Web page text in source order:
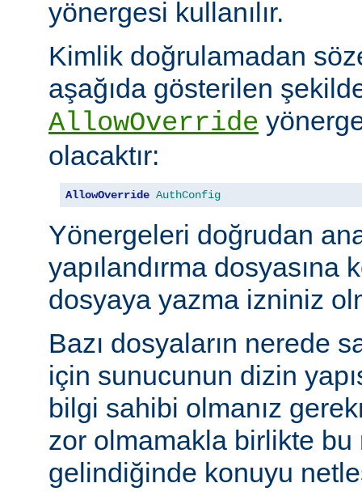
yönergesi kullanılır.
Kimlik doğrulamadan
aşağıda gösterilen
AllowOverride
olacaktır:
AllowOverride AuthConfig
Yönergeleri doğrudan
yapılandırma dosyasına
dosyaya yazma izniniz
Bazı dosyaların nerede
için sunucunun dizin
bilgi sahibi olmanız
zor olmamakla birlikte bu
gelindiğinde konuyu